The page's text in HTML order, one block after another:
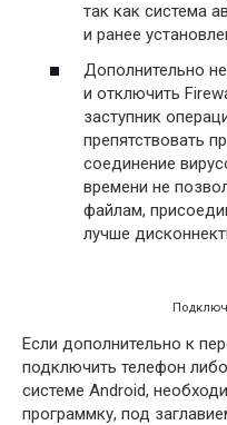
так как система
и ранее
Дополнительно
и отключить
заступник
препятствовать
соединение
времени не
файлам,
лучше
Если дополнительно к
подключить телефон
системе Android,
программку, под